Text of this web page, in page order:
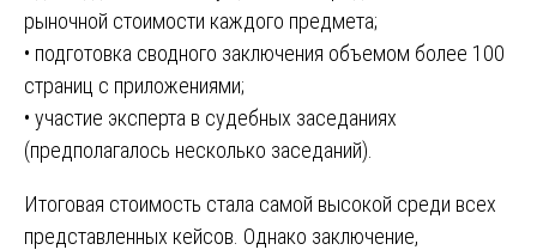
рыночной стоимости каждого предмета;
• подготовка сводного заключения объемом более 100
страниц с приложениями;
• участие эксперта в судебных заседаниях
(предполагалось несколько заседаний).
Итоговая стоимость стала самой высокой среди всех
представленных кейсов. Однако заключение,